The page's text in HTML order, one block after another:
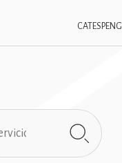
CAT ESPENG